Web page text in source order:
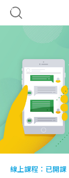
線上課程： 已開課